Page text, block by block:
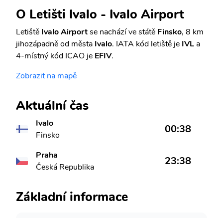
O Letišti Ivalo - Ivalo Airport
Letiště Ivalo Airportse nachází ve státě Finsko, 8 km
jihozápadně od města Ivalo. IATA kód letiště je IVL a
4-místný kód ICAO je EFIV.
Zobrazit na mapě
Aktuální čas
Ivalo
Finsko
00:38
Praha
Česká Republika
23:38
Základní informace